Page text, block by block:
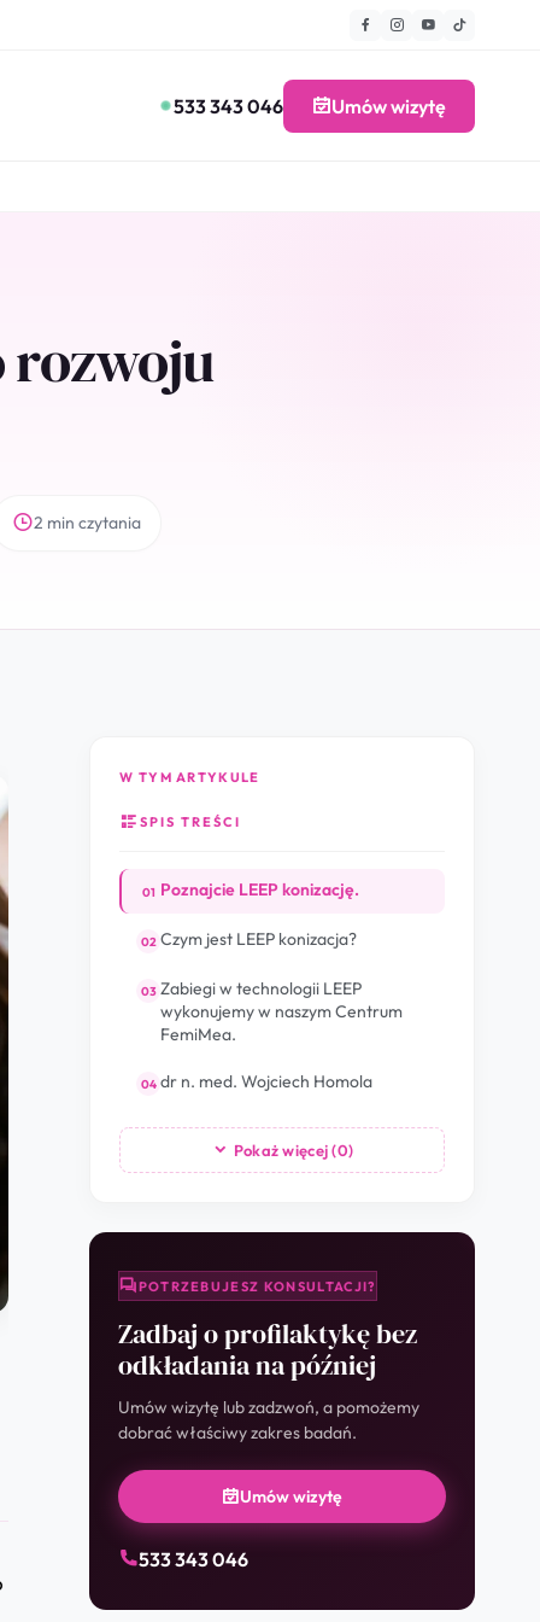
533 343 046 Umów wizytę
rozwoju
2 min czytania
SPIS TREŚCI
01 Poznajcie LEEP konizację.
02 Czym jest LEEP konizacja?
03 Zabiegi w technologii LEEP
wykonujemy w naszym Centrum
FemiMea.
04 dr n. med. Wojciech Homola
Pokaż więcej (0)
POTRZEBUJESZ KONSULTACJI?
Zadbaj o profilaktykę bez
odkładania na później
Umów wizytę lub zadzwoń, a pomożemy
dobrać właściwy zakres badań.
Umów wizytę
533 343 046